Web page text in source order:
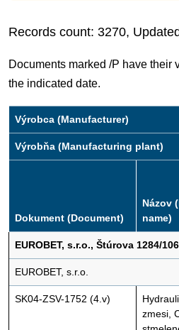
Records count: 3270,
Documents marked /P have their
the indicated date.
Výrobca (Manufacturer)
Výrobňa (Manufacturing plant)
Dokument (Document)
Názov
name)
EUROBET, s.r.o., Štúrova 1284/
EUROBET, s.r.o.
SK04-ZSV-1752 (4.v)
zmesi,